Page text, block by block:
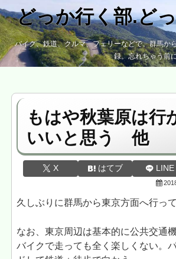
どっか行く部.ど
バイク、鉄道、クルマ、フェリーなどで、群馬か
録。忘れちゃう前
もはや秋葉原は行
いいと思う 他
X はてブ LINE
久しぶりに群馬から東京方面へ行っ
なお、東京周辺は基本的に公共交通
バイクで走っても全く楽しくない。